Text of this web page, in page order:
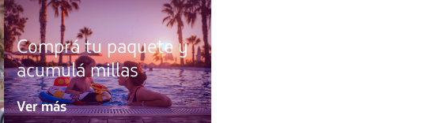
Comprá tu paquete y
acumulá millas
Ver más